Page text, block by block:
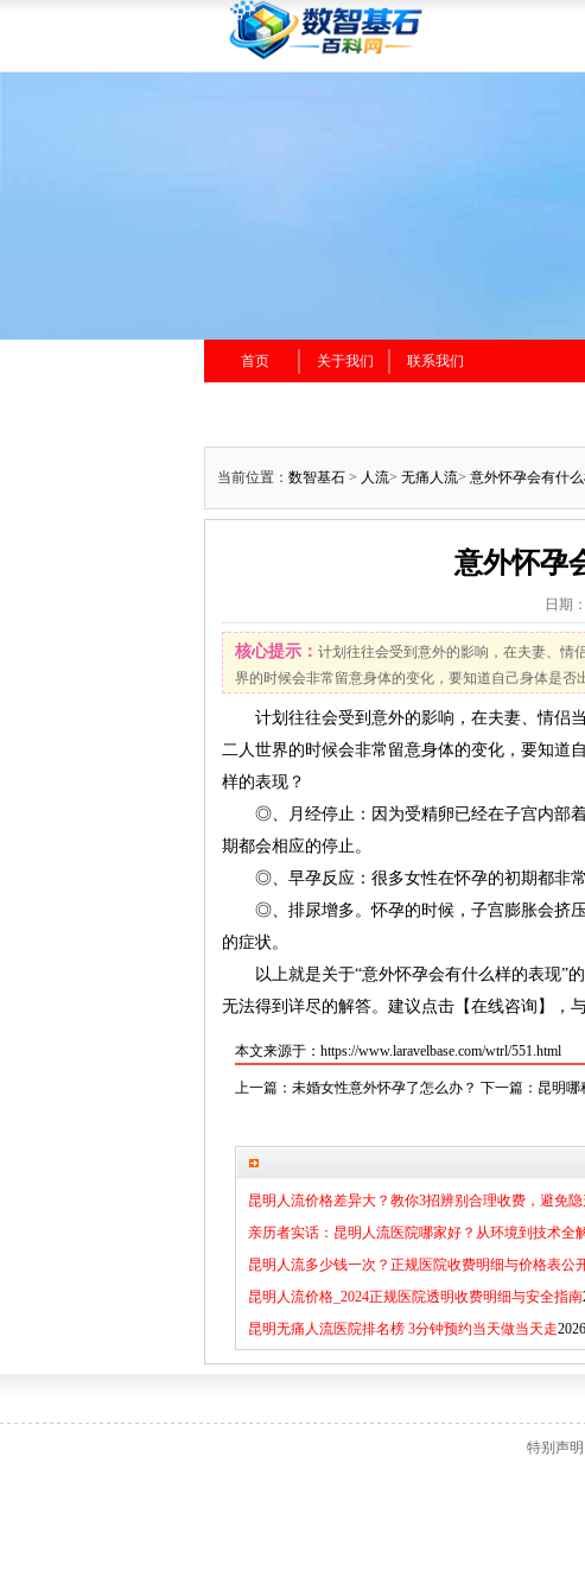
首页 关于我们 联系我们
当前位置： 数智基石 > 人流> 无痛人流> 意外怀孕会有什
意外怀孕
日期
核心提示： 计划往往会受到意外的影响，在夫妻、情
界的时候会非常留意身体的变化，要知道自己身体是否
计划往往会受到意外的影响，在夫妻、情侣当
二人世界的时候会非常留意身体的变化，要知道
样的表现？
◎、月经停止：因为受精卵已经在子宫内部着
期都会相应的停止。
◎、早孕反应：很多女性在怀孕的初期都非常
◎、排尿增多。怀孕的时候，子宫膨胀会挤压
的症状。
以上就是关于“意外怀孕会有什么样的表现”的
无法得到详尽的解答。建议点击【在线咨询】，
本文来源于：https://www.laravelbase.com/wtrl/551.html
上一篇： 未婚女性意外怀孕了怎么办？ 下一篇： 昆明哪
数智基石医生依据您所浏览的文章，为您推荐
昆明人流价格差异大？教你3招辨别合理收费，避免
2026-05-27
亲历者实话：昆明人流医院哪家好？从环境到技术全
2026-05-25
昆明人流多少钱一次？正规医院收费明细与价格表公
04-28
昆明人流价格_2024正规医院透明收费明细与安全指南
04-22
昆明无痛人流医院排名榜 3分钟预约当天做当天走
特别声